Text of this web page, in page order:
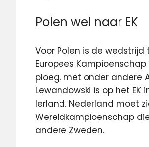
Polen wel naar EK
Voor Polen is de
Europees
ploeg, met onder andere
Lewandowski is op het
Ierland. Nederland moet
Wereldkampioenschap
andere Zweden.